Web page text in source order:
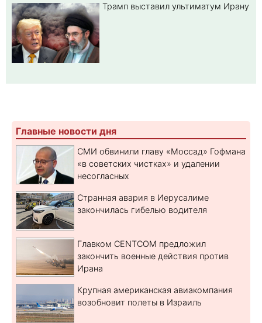
Трамп выставил ультиматум Ирану
Главные новости дня
СМИ обвинили главу «Моссад» Гофмана
«в советских чистках» и удалении
несогласных
Странная авария в Иерусалиме
закончилась гибелью водителя
Главком CENTCOM предложил
закончить военные действия против
Ирана
Крупная американская авиакомпания
возобновит полеты в Израиль